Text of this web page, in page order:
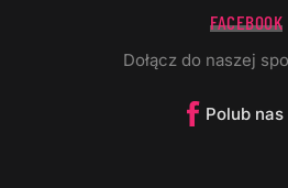
FACEBOOK
Dołącz do naszej
Polub nas